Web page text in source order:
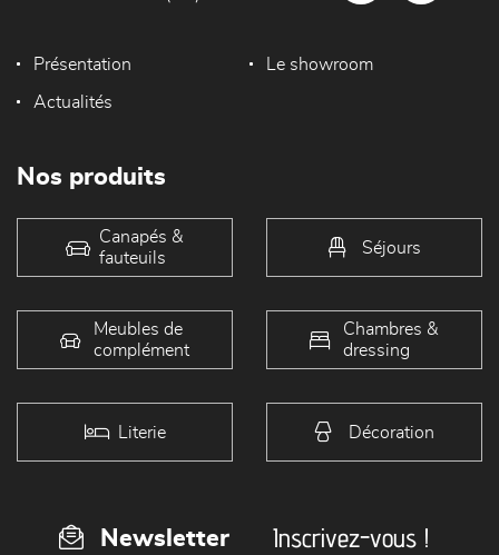
Présentation Le showroom
Actualités
Nos produits
Canapés &
fauteuils
Séjours
Meubles de
complément
Chambres &
dressing
Literie Décoration
Newsletter Inscrivez-vous !